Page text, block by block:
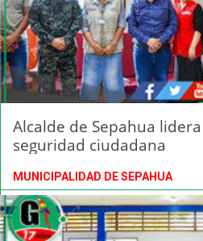
Alcalde de Sepahua
seguridad ciudadana
MUNICIPALIDAD DE SEPAHUA